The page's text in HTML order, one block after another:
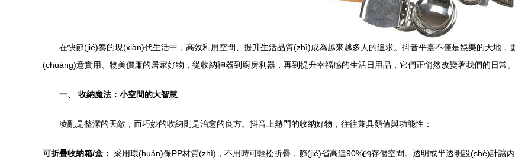
在快節(jié)奏的現(xiàn)代生活中，高效利用空間、提升生活品質(zhì)成為越來越多人的追求。抖音平臺不僅是娛樂的天地，
(chuàng)意實用、物美價廉的居家好物，從收納神器到廚房利器，再到提升幸福感的生活日用品，它們正悄然改變著我們的日常。
一、 收納魔法：小空間的大智慧
凌亂是整潔的天敵，而巧妙的收納則是治愈的良方。抖音上熱門的收納好物，往往兼具顏值與功能性：
可折疊收納箱/盒： 采用環(huán)保PP材質(zhì)，不用時可輕松折疊，節(jié)省高達90%的存儲空間。透明或半透明設(shè)計讓